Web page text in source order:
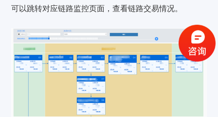
可以跳转对应链路监控页面，查看链路交易情况。
获取验证码
登录